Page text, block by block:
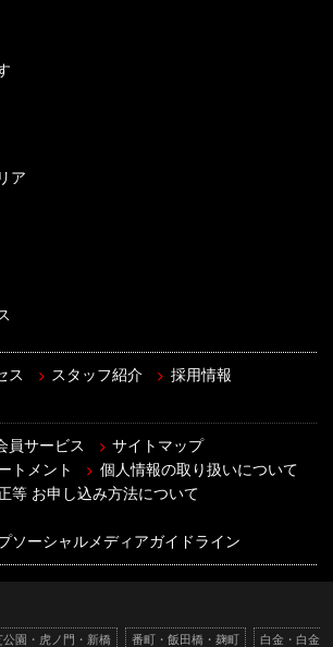
ア
ス スタッフ紹介
採用情報
員サービス
サイトマップ
トメント
個人情報の取り扱いについて
等 お申し込み方法について
ソーシャルメディアガイドライン
公園・虎ノ門・新橋 番町・飯田橋・麹町 白金・白金